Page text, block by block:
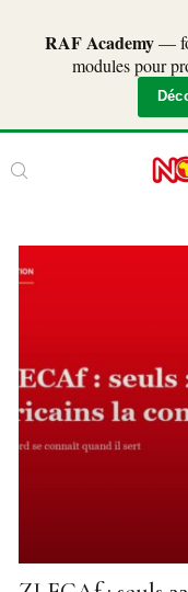
RAF Academy—
modules pour